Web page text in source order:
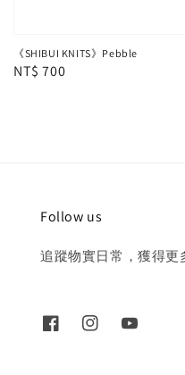
《SHIBUI KNITS》Pebble
Regular
NT$ 700
Follow us
追蹤物實日常，獲得更